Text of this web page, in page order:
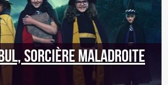
sorcière maladroite